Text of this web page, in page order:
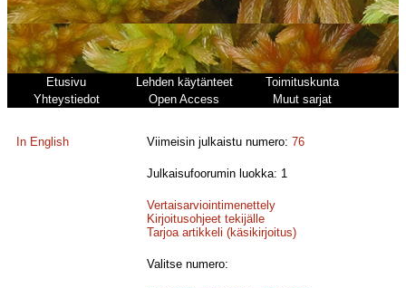
Etusivu Lehden käytänteet
Toimituskunta
Yhteystiedot
Open Access Muut sarjat
In English Viimeisin julkaistu numero:76
Julkaisufoorumin luokka: 1
Vertaisarviointimenettely
Kirjoitusohjeet tekijälle
Tarjoa artikkeli (käsikirjoitus)
Valitse numero: